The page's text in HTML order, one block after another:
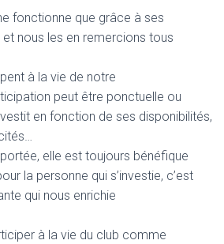
fonctionne que grâce à ses
nous les en remercions tous
à la vie de notre
peut être ponctuelle ou
en fonction de ses disponibilités,
elle est toujours bénéfique
la personne qui s’investie, c’est
qui nous enrichie
à la vie du club comme